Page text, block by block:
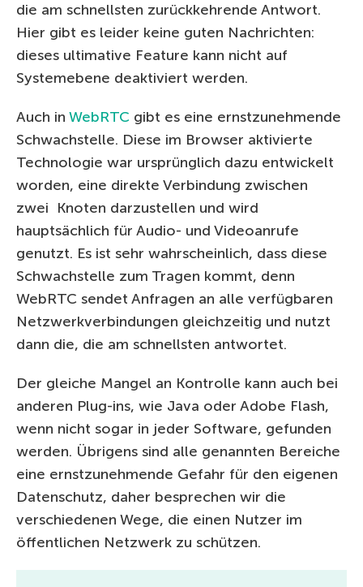
die am schnellsten zurückkehrende Antwort.
Hier gibt es leider keine guten Nachrichten:
dieses ultimative Feature kann nicht auf
Systemebene deaktiviert werden.
Auch in WebRTC gibt es eine ernstzunehmende
Schwachstelle. Diese im Browser aktivierte
Technologie war ursprünglich dazu entwickelt
worden, eine direkte Verbindung zwischen
zwei Knoten darzustellen und wird
hauptsächlich für Audio- und Videoanrufe
genutzt. Es ist sehr wahrscheinlich, dass diese
Schwachstelle zum Tragen kommt, denn
WebRTC sendet Anfragen an alle verfügbaren
Netzwerkverbindungen gleichzeitig und nutzt
dann die, die am schnellsten antwortet.
Der gleiche Mangel an Kontrolle kann auch bei
anderen Plug-ins, wie Java oder Adobe Flash,
wenn nicht sogar in jeder Software, gefunden
werden. Übrigens sind alle genannten Bereiche
eine ernstzunehmende Gefahr für den eigenen
Datenschutz, daher besprechen wir die
verschiedenen Wege, die einen Nutzer im
öffentlichen Netzwerk zu schützen.